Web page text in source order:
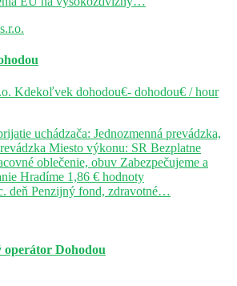
Kdekoľvek dohodou€- dohodou€ / hour
uchádzača: Jednozmenná prevádzka,
Miesto výkonu: SR Bezplatne
oblečenie, obuv Zabezpečujeme a
Hradíme 1,86 € hodnoty
deň Penzijný fond, zdravotné…
operátor Dohodou